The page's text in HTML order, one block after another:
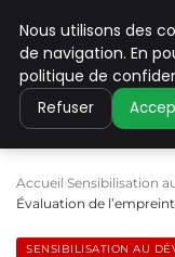
Accueil Sensibilisation
Évaluation de
SENSIBILISATION AU
Nous utilisons des
de navigation. En
politique de
Refuser